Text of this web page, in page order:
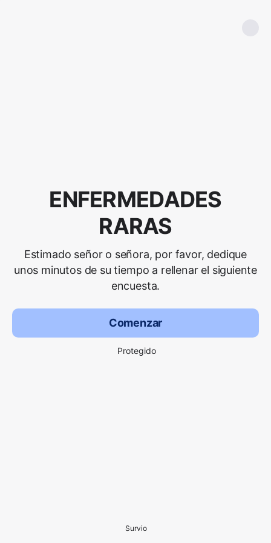
ENFERMEDADES
RARAS
Estimado señor o señora, por favor, dedique
unos minutos de su tiempo a rellenar el siguiente
encuesta.
Comenzar
Protegido
Survio